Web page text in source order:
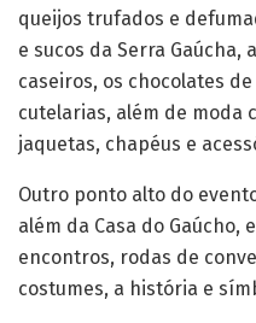
queijos trufados e
e sucos da Serra Gaúcha,
caseiros, os chocolates
cutelarias, além de moda
jaquetas, chapéus e
Outro ponto alto do
além da Casa do
encontros, rodas de
costumes, a história e